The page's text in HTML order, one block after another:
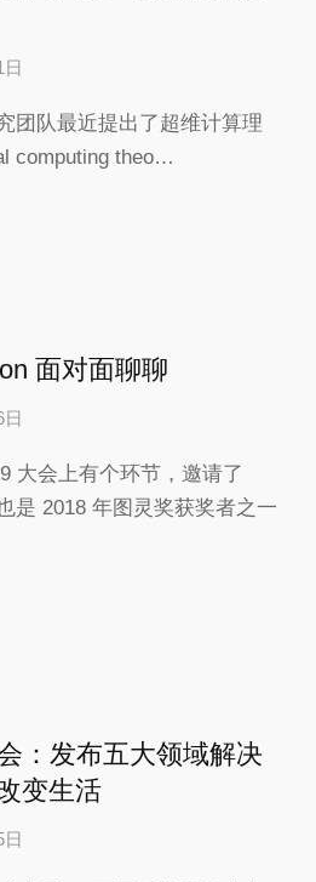
团队最近提出了超维计算理
computing theo…
面对面聊聊
大会上有个环节，邀请了
是 2018 年图灵奖获奖者之一
：发布五大领域解决
变生活